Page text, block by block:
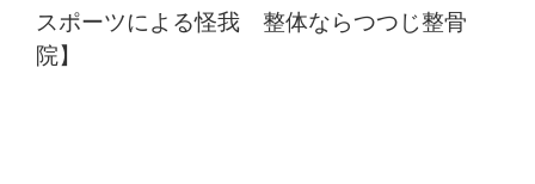
スポーツによる怪我 整体ならつつじ整骨
院】